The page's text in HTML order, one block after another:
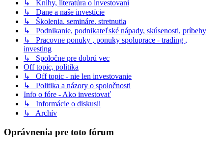
↳ Knihy, literatúra o investovaní
↳ Dane a naše investície
↳ Školenia. semináre. stretnutia
↳ Podnikanie, podnikateľské nápady, skúsenosti, príbehy
↳ Pracovne ponuky , ponuky spoluprace - trading ,
investing
↳ Spoločne pre dobrú vec
Off topic, politika
↳ Off topic - nie len investovanie
↳ Politika a názory o spoločnosti
Info o fóre - Ako investovať
↳ Informácie o diskusii
↳ Archív
Oprávnenia pre toto fórum